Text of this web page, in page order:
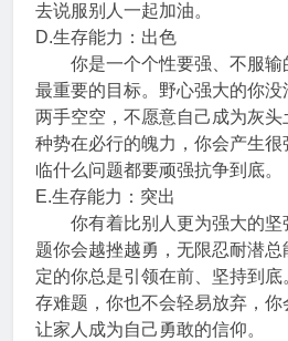
去说服别人一起加油。
D.生存能力：出色
你是一个个性要强、不服输
最重要的目标。野心强大的你
两手空空，不愿意自己成为灰
种势在必行的魄力，你会产生
临什么问题都要顽强抗争到底。
E.生存能力：突出
你有着比别人更为强大的坚
题你会越挫越勇，无限忍耐潜
定的你总是引领在前、坚持到
存难题，你也不会轻易放弃，你
让家人成为自己勇敢的信仰。